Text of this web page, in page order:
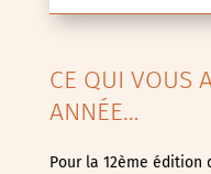
CE QUI VOUS
ANNÉE…
Pour la 12ème